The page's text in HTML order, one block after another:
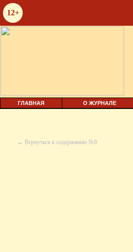
12+
ГЛАВНАЯ О ЖУРНАЛЕ
← Вернуться к содержанию №9